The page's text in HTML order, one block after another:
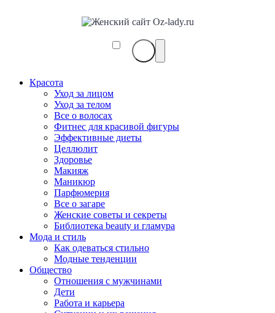
Красота
Уход за лицом
Уход за телом
Все о волосах
Фитнес для красивой фигуры
Эффективные диеты
Целлюлит
Здоровье
Макияж
Маникюр
Парфюмерия
Все о загаре
Женские советы и секреты
Библиотека beauty и гламура
Мода и стиль
Как одеваться стильно
Модные тенденции
Общество
Отношения с мужчинами
Дети
Работа и карьера